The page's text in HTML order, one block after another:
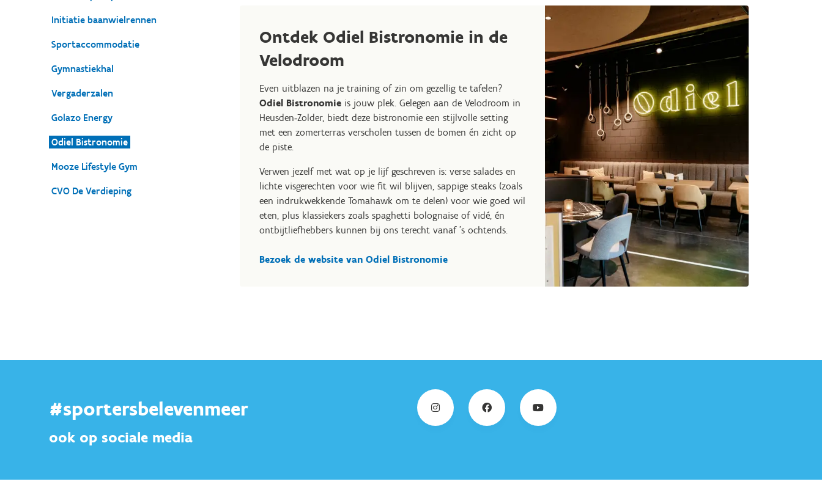
Initiatie baanwielrennen
Sportaccommodatie
Gymnastiekhal
Vergaderzalen
Golazo Energy
Odiel Bistronomie
Mooze Lifestyle Gym
CVO De Verdieping
Ontdek Odiel Bistronomie in de
Velodroom
Even uitblazen na je training of zin om gezellig te tafelen?
Odiel Bistronomie is jouw plek. Gelegen aan de Velodroom in
Heusden‑Zolder, biedt deze bistronomie een stijlvolle setting
met een zomerterras verscholen tussen de bomen én zicht op
de piste.
Verwen jezelf met wat op je lijf geschreven is: verse salades en
lichte visgerechten voor wie fit wil blijven, sappige steaks (zoals
een indrukwekkende Tomahawk om te delen) voor wie goed wil
eten, plus klassiekers zoals spaghetti bolognaise of vidé, én
ontbijtliefhebbers kunnen bij ons terecht vanaf ’s ochtends.
Bezoek de website van Odiel Bistronomie
#sportersbelevenmeer
ook op sociale media